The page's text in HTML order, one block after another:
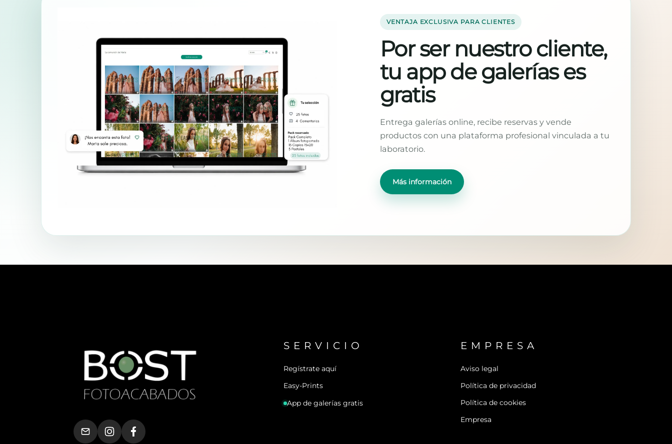
VENTAJA EXCLUSIVA PARA CLIENTES
Por ser nuestro cliente,
tu app de galerías es
gratis
Entrega galerías online, recibe reservas y vende
productos con una plataforma profesional vinculada a tu
laboratorio.
Más información
SERVICIO
Regístrate aquí
Easy-Prints
App de galerías gratis
EMPRESA
Aviso legal
Política de privacidad
Política de cookies
Empresa